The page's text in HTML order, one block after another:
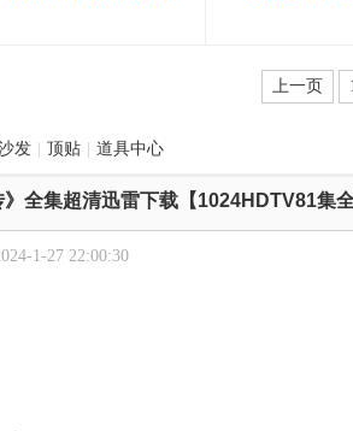
上一页
发 顶贴 道具中心
》全集超清迅雷下载【1024HDTV81集全
1-27 22:00:30